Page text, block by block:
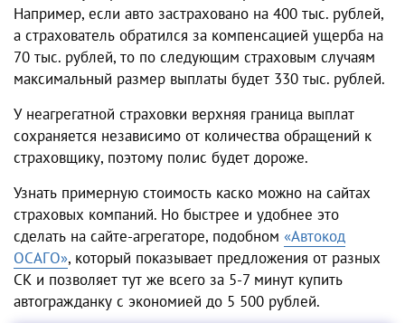
Например, если авто застраховано на 400 тыс. рублей,
а страхователь обратился за компенсацией ущерба на
70 тыс. рублей, то по следующим страховым случаям
максимальный размер выплаты будет 330 тыс. рублей.
У неагрегатной страховки верхняя граница выплат
сохраняется независимо от количества обращений к
страховщику, поэтому полис будет дороже.
Узнать примерную стоимость каско можно на сайтах
страховых компаний. Но быстрее и удобнее это
сделать на сайте-агрегаторе, подобном «Автокод
ОСАГО», который показывает предложения от разных
СК и позволяет тут же всего за 5-7 минут купить
автогражданку с экономией до 5 500 рублей.